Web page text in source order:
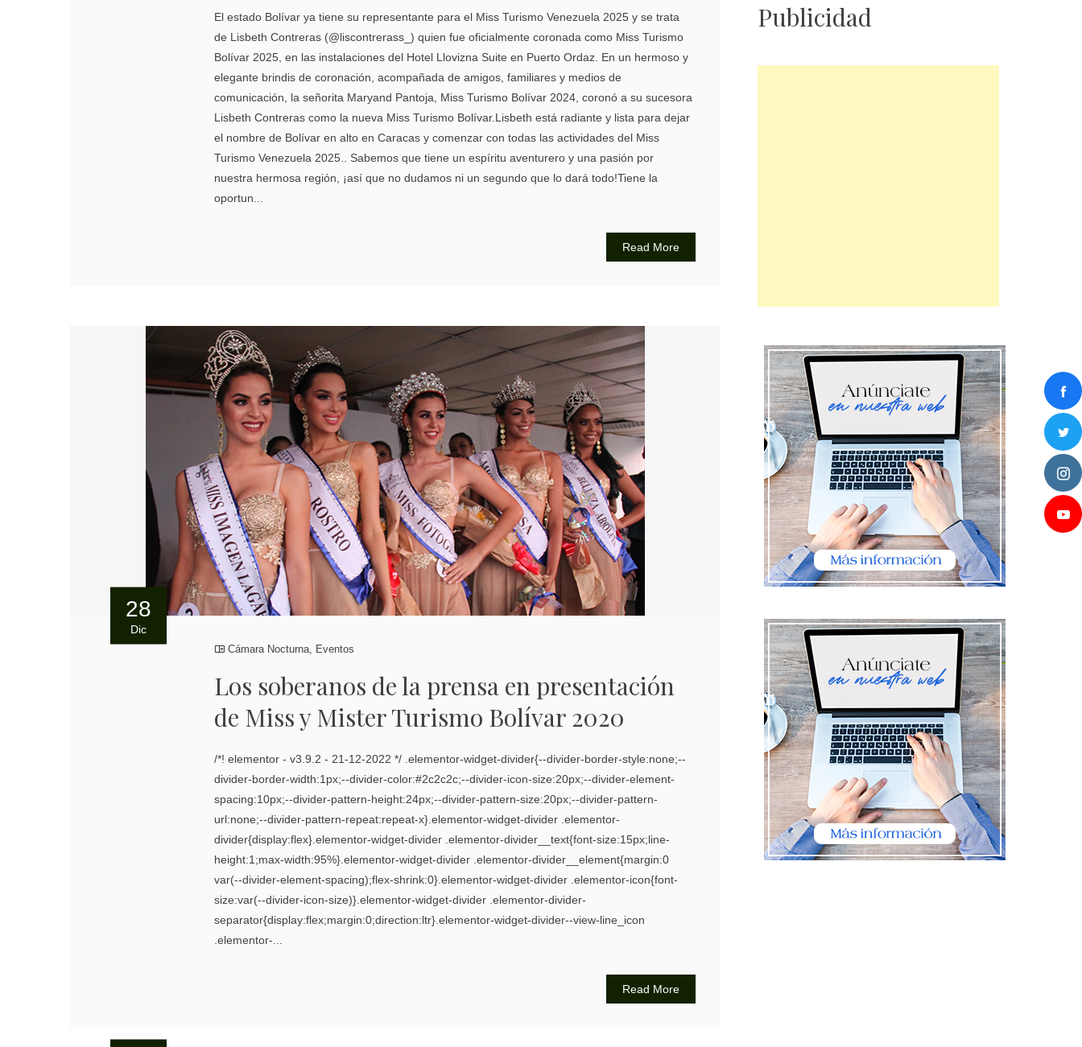
El estado Bolívar ya tiene su representante para el Miss Turismo Venezuela 2025 y se trata
de Lisbeth Contreras (@liscontrerass_) quien fue oficialmente coronada como Miss Turismo
Bolívar 2025, en las instalaciones del Hotel Llovizna Suite en Puerto Ordaz. En un hermoso y
elegante brindis de coronación, acompañada de amigos, familiares y medios de
comunicación, la señorita Maryand Pantoja, Miss Turismo Bolívar 2024, coronó a su sucesora
Lisbeth Contreras como la nueva Miss Turismo Bolívar.Lisbeth está radiante y lista para dejar
el nombre de Bolívar en alto en Caracas y comenzar con todas las actividades del Miss
Turismo Venezuela 2025.. Sabemos que tiene un espíritu aventurero y una pasión por
nuestra hermosa región, ¡así que no dudamos ni un segundo que lo dará todo!Tiene la
oportun...
Read More
28
Dic
Cámara Nocturna, Eventos
Los soberanos de la prensa en presentación
de Miss y Mister Turismo Bolívar 2020
/*! elementor - v3.9.2 - 21-12-2022 */ .elementor-widget-divider{--divider-border-style:none;--
divider-border-width:1px;--divider-color:#2c2c2c;--divider-icon-size:20px;--divider-element-
spacing:10px;--divider-pattern-height:24px;--divider-pattern-size:20px;--divider-pattern-
url:none;--divider-pattern-repeat:repeat-x}.elementor-widget-divider .elementor-
divider{display:flex}.elementor-widget-divider .elementor-divider__text{font-size:15px;line-
height:1;max-width:95%}.elementor-widget-divider .elementor-divider__element{margin:0
var(--divider-element-spacing);flex-shrink:0}.elementor-widget-divider .elementor-icon{font-
size:var(--divider-icon-size)}.elementor-widget-divider .elementor-divider-
separator{display:flex;margin:0;direction:ltr}.elementor-widget-divider--view-line_icon
.elementor-...
Read More
Publicidad